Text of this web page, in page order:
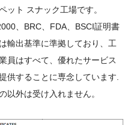
ット スナック工場です。
、BRC、FDA、BSCI証明書
輸出基準に準拠しており、工
員はすべて、優れたサービス
供することに専念しています.
以外は受け入れません。